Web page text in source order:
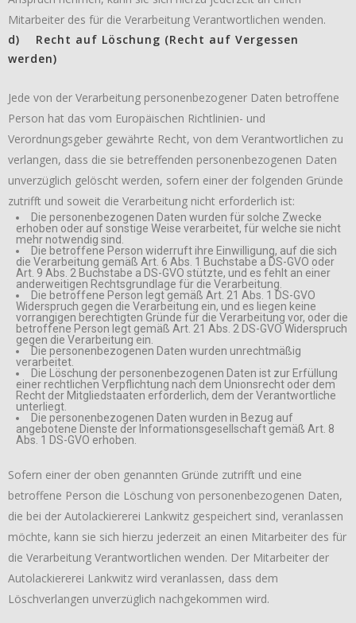
Mitarbeiter des für die Verarbeitung Verantwortlichen wenden.
d) Recht auf Löschung (Recht auf Vergessen
werden)
Jede von der Verarbeitung personenbezogener Daten betroffene
Person hat das vom Europäischen Richtlinien- und
Verordnungsgeber gewährte Recht, von dem Verantwortlichen zu
verlangen, dass die sie betreffenden personenbezogenen Daten
unverzüglich gelöscht werden, sofern einer der folgenden Gründe
zutrifft und soweit die Verarbeitung nicht erforderlich ist:
Die personenbezogenen Daten wurden für solche Zwecke
erhoben oder auf sonstige Weise verarbeitet, für welche sie nicht
mehr notwendig sind.
Die betroffene Person widerruft ihre Einwilligung, auf die sich
die Verarbeitung gemäß Art. 6 Abs. 1 Buchstabe a DS-GVO oder
Art. 9 Abs. 2 Buchstabe a DS-GVO stützte, und es fehlt an einer
anderweitigen Rechtsgrundlage für die Verarbeitung.
Die betroffene Person legt gemäß Art. 21 Abs. 1 DS-GVO
Widerspruch gegen die Verarbeitung ein, und es liegen keine
vorrangigen berechtigten Gründe für die Verarbeitung vor, oder die
betroffene Person legt gemäß Art. 21 Abs. 2 DS-GVO Widerspruch
gegen die Verarbeitung ein.
Die personenbezogenen Daten wurden unrechtmäßig
verarbeitet.
Die Löschung der personenbezogenen Daten ist zur Erfüllung
einer rechtlichen Verpflichtung nach dem Unionsrecht oder dem
Recht der Mitgliedstaaten erforderlich, dem der Verantwortliche
unterliegt.
Die personenbezogenen Daten wurden in Bezug auf
angebotene Dienste der Informationsgesellschaft gemäß Art. 8
Abs. 1 DS-GVO erhoben.
Sofern einer der oben genannten Gründe zutrifft und eine
betroffene Person die Löschung von personenbezogenen Daten,
die bei der Autolackiererei Lankwitz gespeichert sind, veranlassen
möchte, kann sie sich hierzu jederzeit an einen Mitarbeiter des für
die Verarbeitung Verantwortlichen wenden. Der Mitarbeiter der
Autolackiererei Lankwitz wird veranlassen, dass dem
Löschverlangen unverzüglich nachgekommen wird.